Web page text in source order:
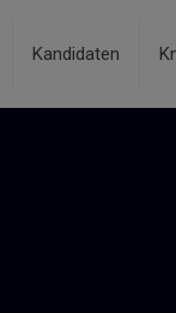
Kandidaten